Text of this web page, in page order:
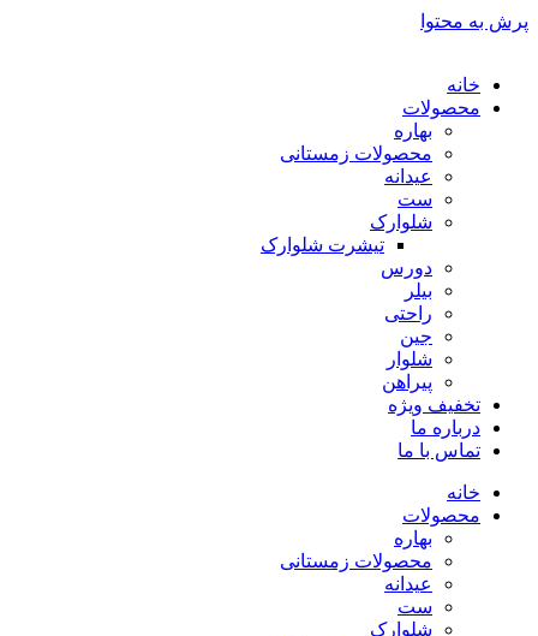
پرش به محتوا
خانه
محصولات
بهاره
محصولات زمستانی
عیدانه
ست
شلوارک
تیشرت شلوارک
دورس
بیلر
راحتی
جین
شلوار
پیراهن
تخفیف ویژه
درباره ما
تماس با ما
خانه
محصولات
بهاره
محصولات زمستانی
عیدانه
ست
شلوارک